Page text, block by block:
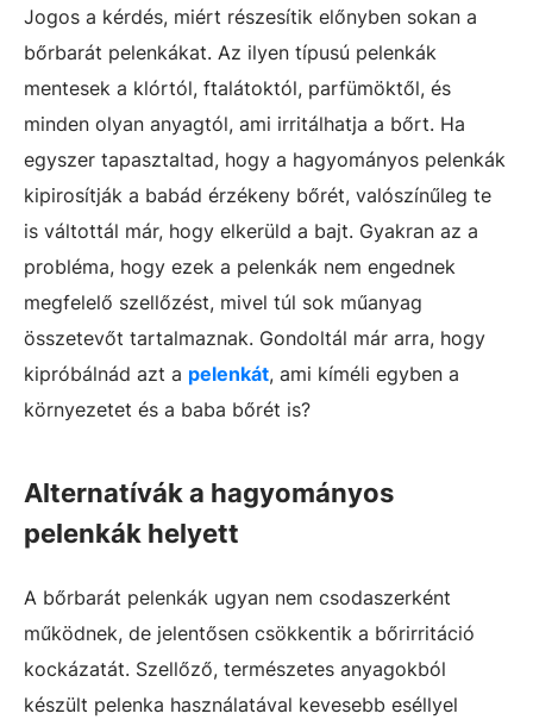
Jogos a kérdés, miért részesítik előnyben sokan a
bőrbarát pelenkákat. Az ilyen típusú pelenkák
mentesek a klórtól, ftalátoktól, parfümöktől, és
minden olyan anyagtól, ami irritálhatja a bőrt. Ha
egyszer tapasztaltad, hogy a hagyományos pelenkák
kipirosítják a babád érzékeny bőrét, valószínűleg te
is váltottál már, hogy elkerüld a bajt. Gyakran az a
probléma, hogy ezek a pelenkák nem engednek
megfelelő szellőzést, mivel túl sok műanyag
összetevőt tartalmaznak. Gondoltál már arra, hogy
kipróbálnád azt a pelenkát, ami kíméli egyben a
környezetet és a baba bőrét is?
Alternatívák a hagyományos
pelenkák helyett
A bőrbarát pelenkák ugyan nem csodaszerként
működnek, de jelentősen csökkentik a bőrirritáció
kockázatát. Szellőző, természetes anyagokból
készült pelenka használatával kevesebb eséllyel